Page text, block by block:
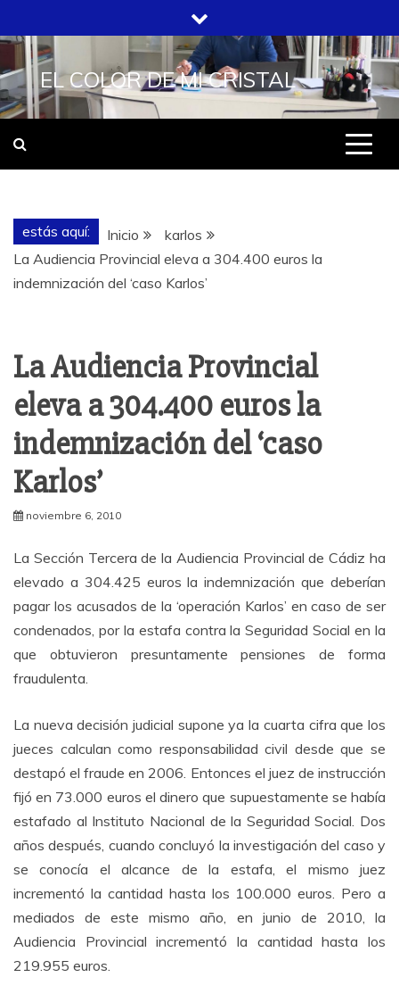
al
contenido
EL COLOR DE MI CRISTAL
estás aquí: Inicio
karlos
La Audiencia Provincial eleva a 304.400 euros la
indemnización del ‘caso Karlos’
La Audiencia Provincial
eleva a 304.400 euros la
indemnización del ‘caso
Karlos’
noviembre 6, 2010
La Sección Tercera de la Audiencia Provincial de Cádiz ha
elevado a 304.425 euros la indemnización que deberían
pagar los acusados de la ‘operación Karlos’ en caso de ser
condenados, por la estafa contra la Seguridad Social en la
que obtuvieron presuntamente pensiones de forma
fraudulenta.
La nueva decisión judicial supone ya la cuarta cifra que los
jueces calculan como responsabilidad civil desde que se
destapó el fraude en 2006. Entonces el juez de instrucción
fijó en 73.000 euros el dinero que supuestamente se había
estafado al Instituto Nacional de la Seguridad Social. Dos
años después, cuando concluyó la investigación del caso y
se conocía el alcance de la estafa, el mismo juez
incrementó la cantidad hasta los 100.000 euros. Pero a
mediados de este mismo año, en junio de 2010, la
Audiencia Provincial incrementó la cantidad hasta los
219.955 euros.